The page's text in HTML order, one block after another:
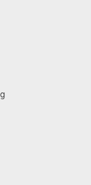
E3 Pro
mắt SKG